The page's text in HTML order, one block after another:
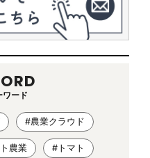
ワード
#農業クラウド
農業 #トマト